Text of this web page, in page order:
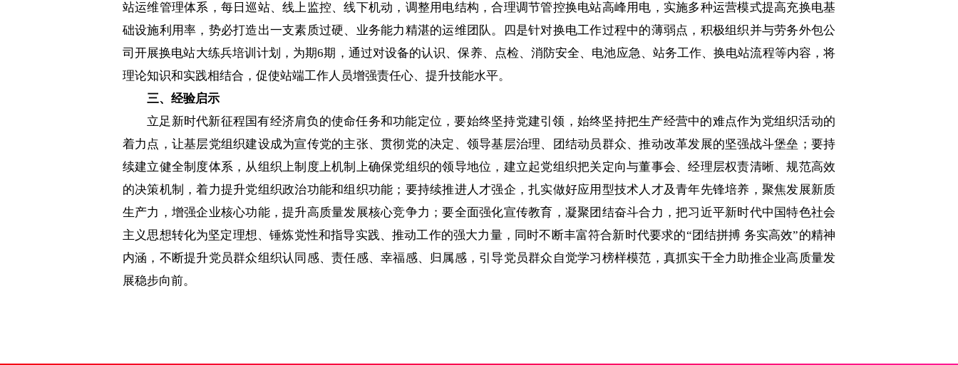
站运维管理体系，每日巡站、线上监控、线下机动，调整用电结构，合理调节管控换电站高峰用电，实施多种运营模式提高充换电基
础设施利用率，势必打造出一支素质过硬、业务能力精湛的运维团队。四是针对换电工作过程中的薄弱点，积极组织并与劳务外包公
司开展换电站大练兵培训计划，为期6期，通过对设备的认识、保养、点检、消防安全、电池应急、站务工作、换电站流程等内容，将
理论知识和实践相结合，促使站端工作人员增强责任心、提升技能水平。
三、经验启示
立足新时代新征程国有经济肩负的使命任务和功能定位，要始终坚持党建引领，始终坚持把生产经营中的难点作为党组织活动的
着力点，让基层党组织建设成为宣传党的主张、贯彻党的决定、领导基层治理、团结动员群众、推动改革发展的坚强战斗堡垒；要持
续建立健全制度体系，从组织上制度上机制上确保党组织的领导地位，建立起党组织把关定向与董事会、经理层权责清晰、规范高效
的决策机制，着力提升党组织政治功能和组织功能；要持续推进人才强企，扎实做好应用型技术人才及青年先锋培养，聚焦发展新质
生产力，增强企业核心功能，提升高质量发展核心竞争力；要全面强化宣传教育，凝聚团结奋斗合力，把习近平新时代中国特色社会
主义思想转化为坚定理想、锤炼党性和指导实践、推动工作的强大力量，同时不断丰富符合新时代要求的“团结拼搏 务实高效”的精神
内涵，不断提升党员群众组织认同感、责任感、幸福感、归属感，引导党员群众自觉学习榜样模范，真抓实干全力助推企业高质量发
展稳步向前。